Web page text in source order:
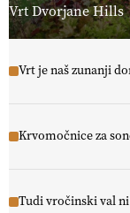
Vrt Dvorjane Hills
Vrt je naš zunanji
Krvomočnice za
Tudi vročinski val